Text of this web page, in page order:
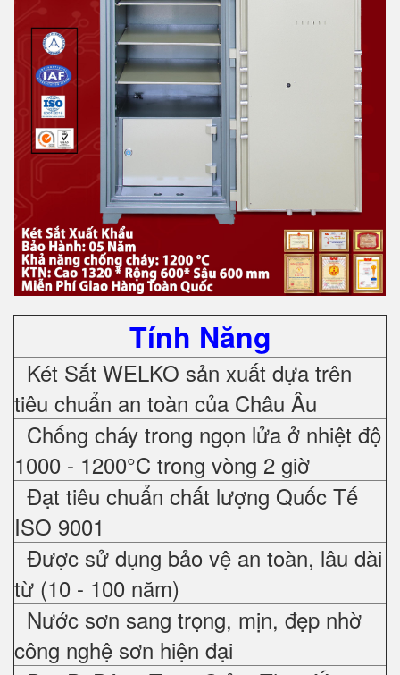
Tính Năng
Két Sắt WELKO sản xuất dựa trên
tiêu chuẩn an toàn của Châu Âu
Chống cháy trong ngọn lửa ở nhiệt độ
1000 - 1200°C trong vòng 2 giờ
Đạt tiêu chuẩn chất lượng Quốc Tế
ISO 9001
Được sử dụng bảo vệ an toàn, lâu dài
từ (10 - 100 năm)
Nước sơn sang trọng, mịn, đẹp nhờ
công nghệ sơn hiện đại